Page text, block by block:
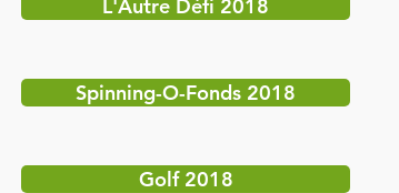
L'Autre Défi 2018
Spinning-O-Fonds 2018
Golf 2018